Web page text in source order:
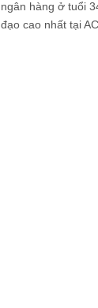
ngân hàng ở tuổi
đạo cao nhất tại